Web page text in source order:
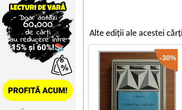
Alte ediții ale acestei
-30%